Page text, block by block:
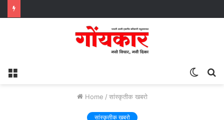
Menu
Switch
Home / सांस्कृतीक खबरो
सांस्कृतीक खबरो